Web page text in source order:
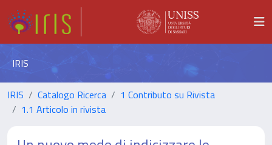
IRIS
IRIS Catalogo Ricerca
1 Contributo su Rivista
1.1 Articolo in rivista